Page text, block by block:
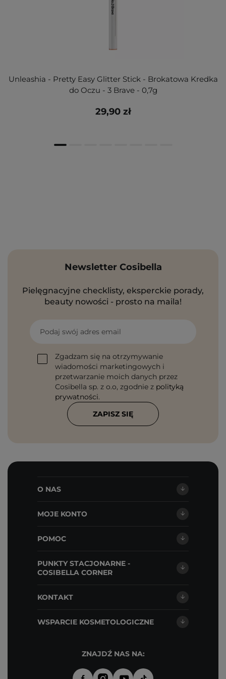
Unleashia - Pretty Easy Glitter Stick - Brokatowa Kredka
do Oczu - 3 Brave - 0,7g
29,90 zł
Newsletter Cosibella
Pielęgnacyjne checklisty, eksperckie porady,
beauty nowości - prosto na maila!
Podaj swój adres email
Zgadzam się na otrzymywanie
wiadomości marketingowych i
przetwarzanie moich danych przez
Cosibella sp. z o.o, zgodnie z polityką
prywatności.
ZAPISZ SIĘ
O NAS
MOJE KONTO
POMOC
PUNKTY STACJONARNE -
COSIBELLA CORNER
KONTAKT
WSPARCIE KOSMETOLOGICZNE
ZNAJDŹ NAS NA: